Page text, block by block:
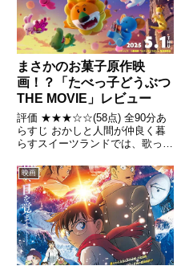
まさかのお菓子原作映
画！？「たべっ子どうぶつ
THE MOVIE」レビュー
評価 ★★★☆☆(58点) 全90分あ
らすじ おかしと人間が仲良く暮
らすスイーツランドでは、歌って
どうぶつ」が大人気。し 引用-
Wikipedia
映画